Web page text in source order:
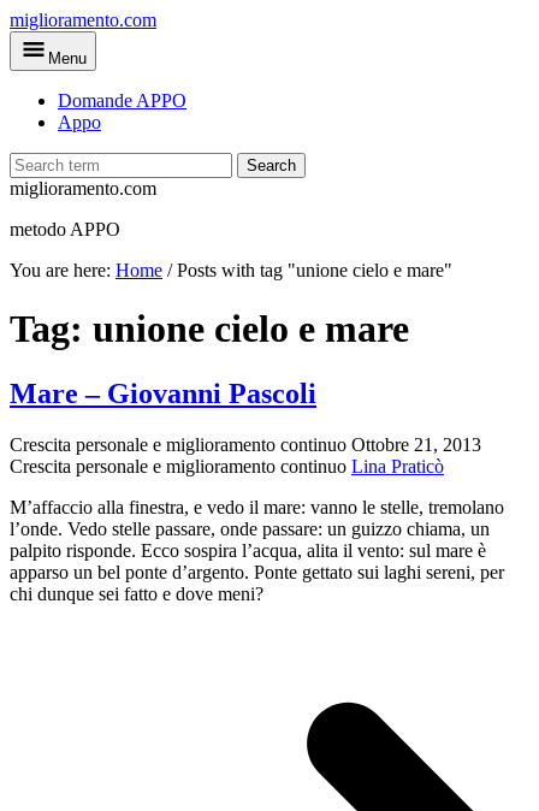
Skip
to
main
miglioramento.com
Menu
Domande APPO
Appo
Search
miglioramento.com
metodo APPO
You are here: Home /Posts with tag "unione cielo e mare"
Tag: unione cielo e mare
Mare – Giovanni Pascoli
Crescita personale e miglioramento continuo Ottobre 21, 2013
Crescita personale e miglioramento continuo Lina Praticò
M’affaccio alla finestra, e vedo il mare: vanno le stelle, tremolano
l’onde. Vedo stelle passare, onde passare: un guizzo chiama, un
palpito risponde. Ecco sospira l’acqua, alita il vento: sul mare è
apparso un bel ponte d’argento. Ponte gettato sui laghi sereni, per
chi dunque sei fatto e dove meni?